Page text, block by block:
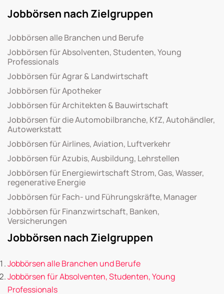
Jobbörsen nach Zielgruppen
Jobbörsen alle Branchen und Berufe
Jobbörsen für Absolventen, Studenten, Young
Professionals
Jobbörsen für Agrar & Landwirtschaft
Jobbörsen für Apotheker
Jobbörsen für Architekten & Bauwirtschaft
Jobbörsen für die Automobilbranche, KfZ, Autohändler,
Autowerkstatt
Jobbörsen für Airlines, Aviation, Luftverkehr
Jobbörsen für Azubis, Ausbildung, Lehrstellen
Jobbörsen für Energiewirtschaft Strom, Gas, Wasser,
regenerative Energie
Jobbörsen für Fach- und Führungskräfte, Manager
Jobbörsen für Finanzwirtschaft, Banken,
Versicherungen
Jobbörsen nach Zielgruppen
Jobbörsen alle Branchen und Berufe
Jobbörsen für Absolventen, Studenten, Young
Professionals